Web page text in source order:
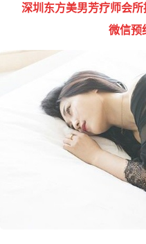
深圳东方美男芳疗师会
微信预